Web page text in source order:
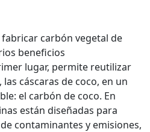
carbón vegetal de
beneficios
lugar, permite reutilizar
cáscaras de coco, en un
el carbón de coco. En
están diseñadas para
contaminantes y emisiones,